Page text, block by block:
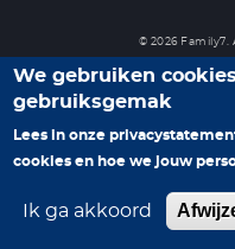
© 2026 Family7.
We gebruiken
gebruiksgemak
Lees in onze
cookies en hoe we jouw
Ik ga akkoord